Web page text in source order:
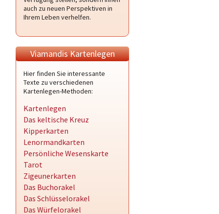
auch zu neuen Perspektiven in
Ihrem Leben verhelfen.
Viamandis Kartenlegen
Hier finden Sie interessante
Texte zu verschiedenen
Kartenlegen-Methoden:
Kartenlegen
Das keltische Kreuz
Kipperkarten
Lenormandkarten
Persönliche Wesenskarte
Tarot
Zigeunerkarten
Das Buchorakel
Das Schlüsselorakel
Das Würfelorakel